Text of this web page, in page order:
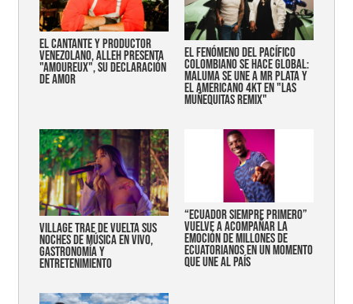
EL CANTANTE Y PRODUCTOR
VENEZOLANO, ALLEH PRESENTA
"AMOUREUX", SU DECLARACIÓN
DE AMOR
EL FENÓMENO DEL PACÍFICO
COLOMBIANO SE HACE GLOBAL:
MALUMA SE UNE A MR PLATA Y
EL AMERICANO 4KT EN "LAS
MUÑEQUITAS REMIX"
Village trae de vuelta sus
noches de música en vivo,
gastronomía y
entretenimiento
“Ecuador siempre primero”
vuelve a acompañar la
emoción de millones de
ecuatorianos en un momento
que une al país